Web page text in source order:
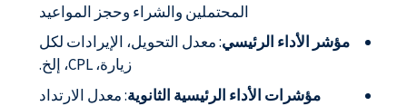
المحتملين والشراء وحجز المواعيد
مؤشر الأداء الرئيسي: معدل التحويل، الإيرادات لكل
زيارة، CPL، إلخ.
مؤشرات الأداء الرئيسية الثانوية: معدل الارتداد